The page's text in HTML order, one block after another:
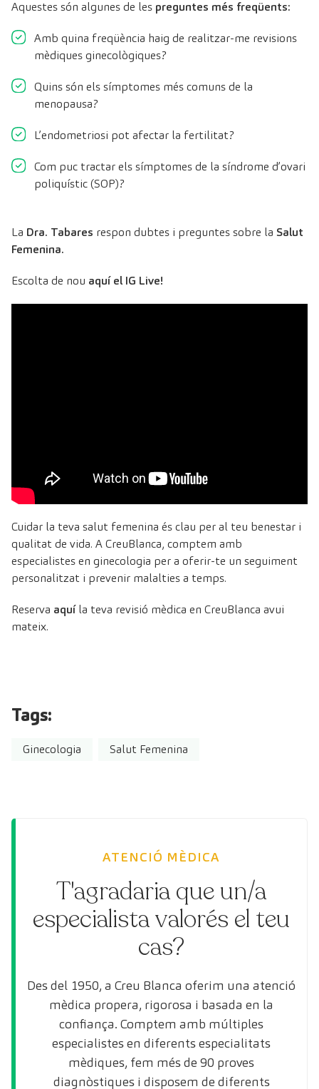
Aquestes són algunes de les preguntes més freqüents:
Amb quina freqüència haig de realitzar-me revisions
mèdiques ginecològiques?
Quins són els símptomes més comuns de la
menopausa?
L’endometriosi pot afectar la fertilitat?
Com puc tractar els símptomes de la síndrome d’ovari
poliquístic (SOP)?
La Dra. Tabares respon dubtes i preguntes sobre la Salut
Femenina.
Escolta de nou aquí el IG Live!
Cuidar la teva salut femenina és clau per al teu benestar i
qualitat de vida. A CreuBlanca, comptem amb
especialistes en ginecologia per a oferir-te un seguiment
personalitzat i prevenir malalties a temps.
Reserva aquí la teva revisió mèdica en CreuBlanca avui
mateix.
Tags:
Ginecologia Salut Femenina
ATENCIÓ MÈDICA
T'agradaria que un/a
especialista valorés el teu
cas?
Des del 1950, a Creu Blanca oferim una atenció
mèdica propera, rigorosa i basada en la
confiança. Comptem amb múltiples
especialistes en diferents especialitats
mèdiques, fem més de 90 proves
diagnòstiques i disposem de diferents